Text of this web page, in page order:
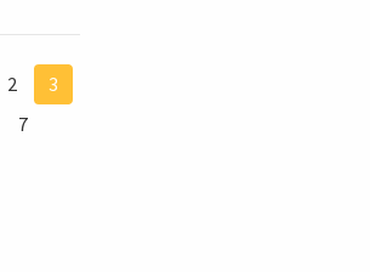
2
3
7